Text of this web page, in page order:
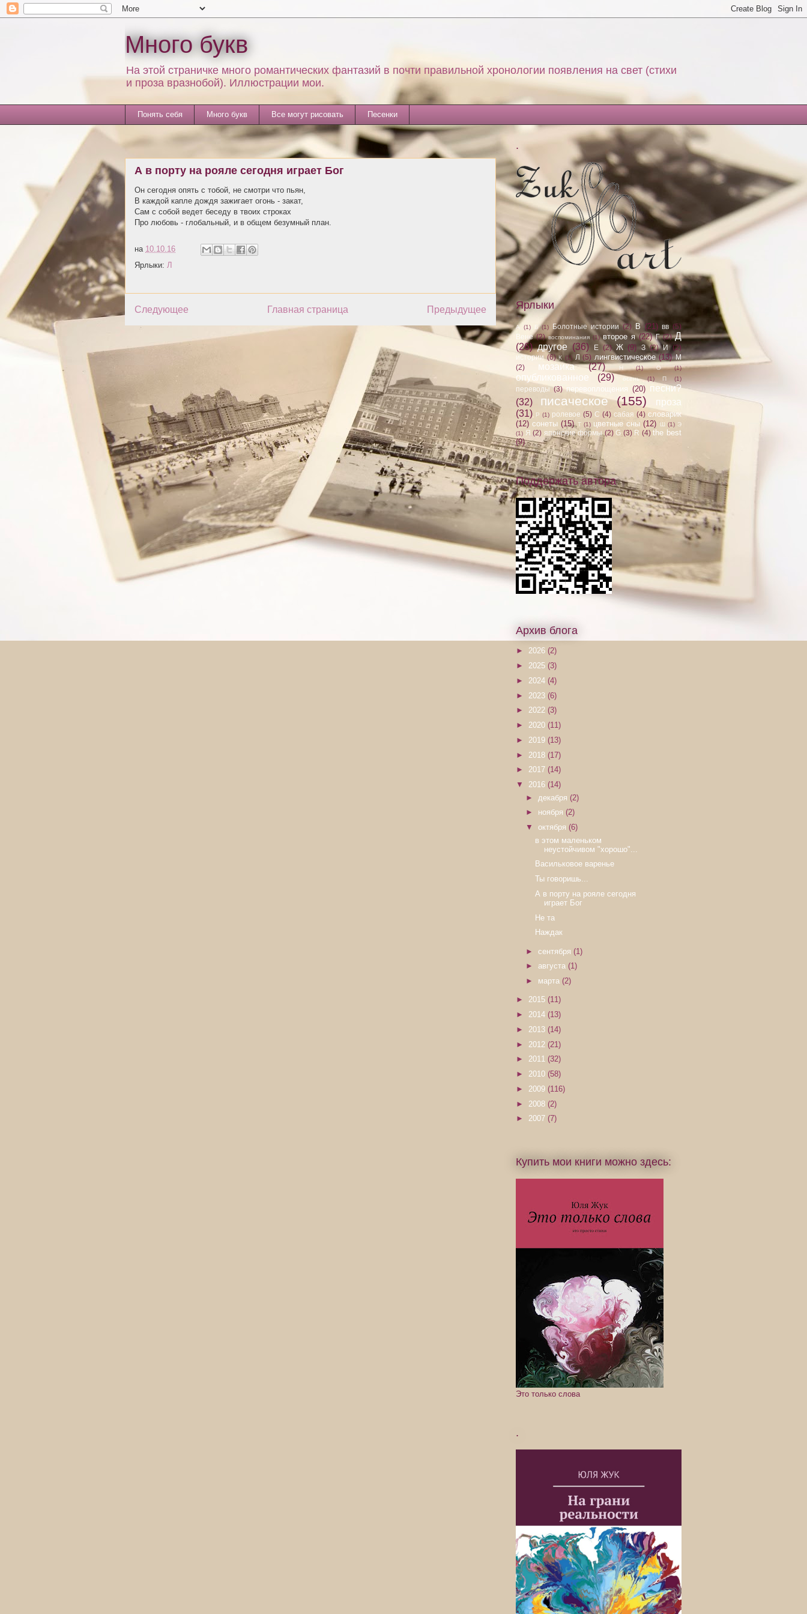
Много букв
На этой страничке много романтических фантазий в почти правильной хронологии появления на свет (стихи
и проза вразнобой). Иллюстрации мои.
Понять себя Много букв Все могут рисовать Песенки
А в порту на рояле сегодня играет Бог
Он сегодня опять с тобой, не смотри что пьян,
В каждой капле дождя зажигает огонь - закат,
Сам с собой ведет беседу в твоих строках
Про любовь - глобальный, и в общем безумный план.
на 10.10.16
Ярлыки: Л
Следующее Предыдущее
Главная страница
.
Ярлыки
А (1) Б (1) Болотные истории (2) В (21) вв (5)
Вене (2) воспоминания (1) второе я (22) Г (2) Д
(26) другое (36) Е (2) Ж (9) З (2) И
(2)
истории (6) К (1) Л (5) лингвистическое (13) М
(2)
мозаика (27) Н (1) О (1)
опубликованное (29) осень (1) П (1)
переводы (3) перевоплощения (20) песни?
(32)
писаческое (155)
проза
(31) Р (1) ролевое (5) С (4) сабая (4) словарик
(12) сонеты (15) Т (1) цветные сны (12) Ш (1) Э
(1) Я (2) японские формы (2) G (3) R (4) the best
(9)
Поддержать автора
Архив блога
► 2026 (2)
► 2025 (3)
► 2024 (4)
► 2023 (6)
► 2022 (3)
► 2020 (11)
► 2019 (13)
► 2018 (17)
► 2017 (14)
▼ 2016 (14)
► декабря (2)
► ноября (2)
▼ октября (6)
в этом маленьком
неустойчивом "хорошо"...
Васильковое варенье
Ты говоришь...
А в порту на рояле сегодня
играет Бог
Не та
Наждак
► сентября (1)
► августа (1)
► марта (2)
► 2015 (11)
► 2014 (13)
► 2013 (14)
► 2012 (21)
► 2011 (32)
► 2010 (58)
► 2009 (116)
► 2008 (2)
► 2007 (7)
Купить мои книги можно здесь:
Это только слова
.